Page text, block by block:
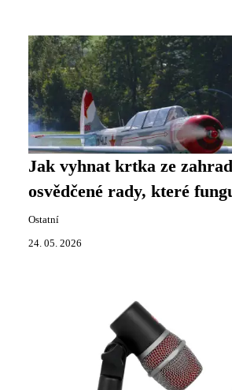
Jak vyhnat krtka ze
osvědčené rady, které
Ostatní
24. 05. 2026